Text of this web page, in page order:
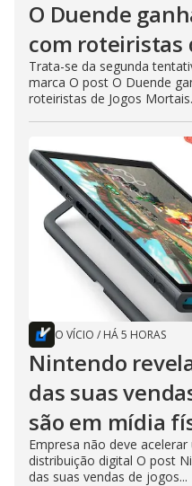
O Duende
com roteiristas
Trata-se da segunda
marca O post O Duende
roteiristas de Jogos
O VÍCIO / HÁ 5 HORAS
Nintendo
das suas
são em mídia
Empresa não deve
distribuição digital O post
das suas vendas de jogos...